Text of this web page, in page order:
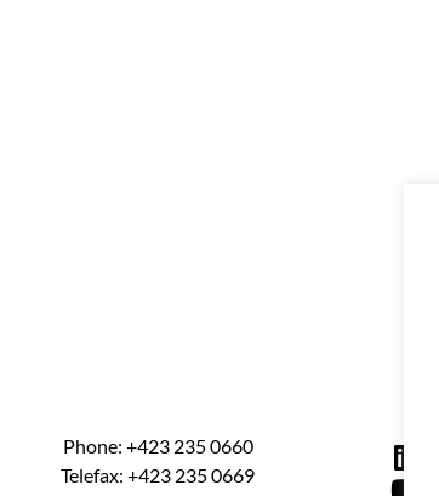
Phone: +423 235 0660
Telefax: +423 235 0669